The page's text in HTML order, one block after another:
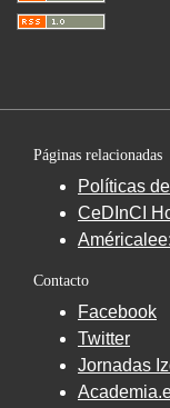
Páginas relacionadas
Políticas
CeDInCI
Contacto
Facebook
Twitter
Jornadas